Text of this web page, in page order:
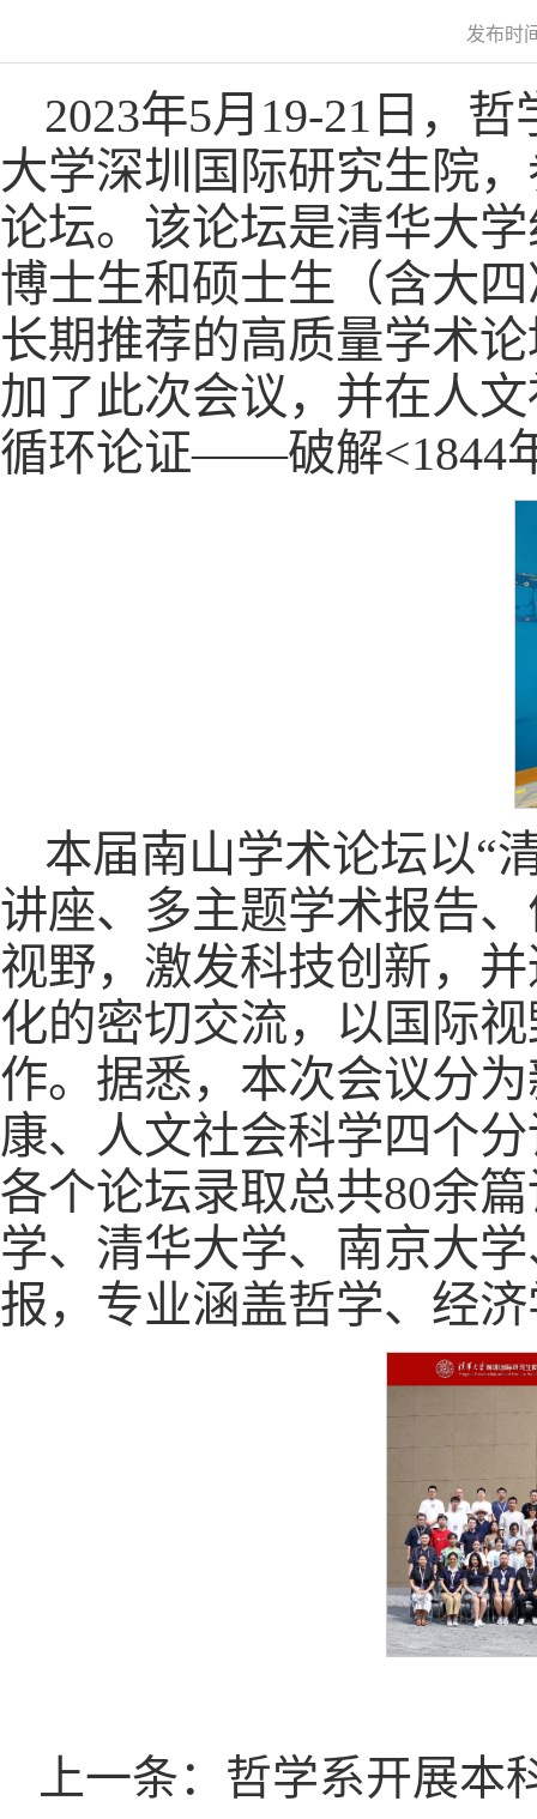
发布时
2023年5月19-21日，
大学深圳国际研究生院
论坛。该论坛是清华大
博士生和硕士生（含大
长期推荐的高质量学术
加了此次会议，并在人
循环论证——破解<1844
本届南山学术论坛以“
讲座、多主题学术报告
视野，激发科技创新，
化的密切交流，以国际
作。据悉，本次会议分
康、人文社会科学四个
各个论坛录取总共80余
学、清华大学、南京大
报，专业涵盖哲学、经
上一条：哲学系开展